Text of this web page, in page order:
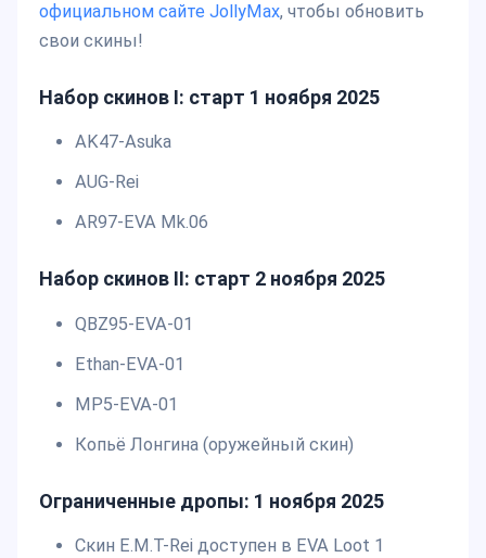
официальном сайте JollyMax, чтобы обновить
свои скины!
Набор скинов I: старт 1 ноября 2025
AK47-Asuka
AUG-Rei
AR97-EVA Mk.06
Набор скинов II: старт 2 ноября 2025
QBZ95-EVA-01
Ethan-EVA-01
MP5-EVA-01
Копьё Лонгина (оружейный скин)
Ограниченные дропы: 1 ноября 2025
Скин E.M.T-Rei доступен в EVA Loot 1